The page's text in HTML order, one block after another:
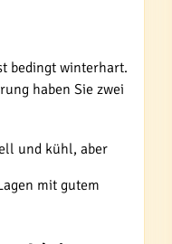
bedingt winterhart.
haben Sie zwei
und kühl, aber
mit gutem